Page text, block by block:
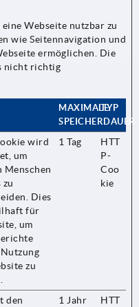
Webseite nutzbar zu
wie Seitennavigation und
ermöglichen. Die
nicht richtig
MAXIMALE
SPEICHERDAUER
TYP
wird
um
Menschen
zu
Dies
für
um
zu
1 Tag
HTT
P-
Coo
kie
den
1 Jahr
HTT